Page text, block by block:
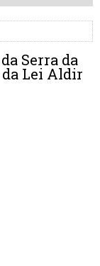
Serra da
Lei Aldir